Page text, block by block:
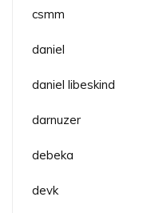
csmm
daniel
daniel libeskind
darnuzer
debeka
devk